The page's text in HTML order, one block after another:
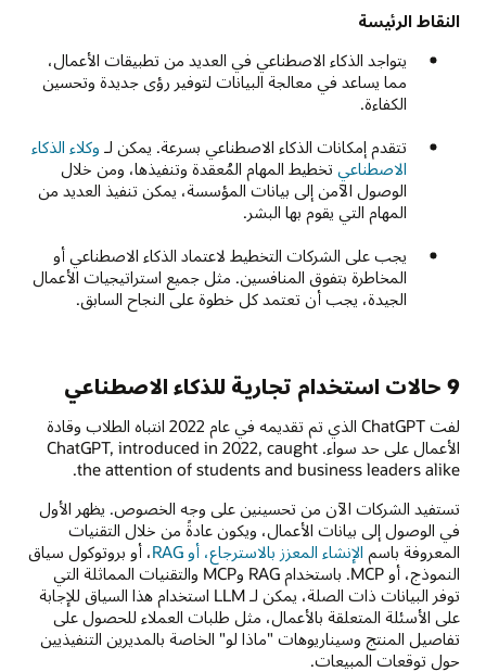
النقاط الرئيسة
يتواجد الذكاء الاصطناعي في العديد من تطبيقات الأعمال،
مما يساعد في معالجة البيانات لتوفير رؤى جديدة وتحسين
الكفاءة.
تتقدم إمكانات الذكاء الاصطناعي بسرعة. يمكن لـ وكلاء الذكاء
الاصطناعي تخطيط المهام المُعقدة وتنفيذها، ومن خلال
الوصول الآمن إلى بيانات المؤسسة، يمكن تنفيذ العديد من
المهام التي يقوم بها البشر.
يجب على الشركات التخطيط لاعتماد الذكاء الاصطناعي أو
المخاطرة بتفوق المنافسين. مثل جميع استراتيجيات الأعمال
الجيدة، يجب أن تعتمد كل خطوة على النجاح السابق.
9 حالات استخدام تجارية للذكاء الاصطناعي
لفت ChatGPT الذي تم تقديمه في عام 2022 انتباه الطلاب وقادة
الأعمال على حد سواء. ChatGPT, introduced in 2022, caught
the attention of students and business leaders alike.
تستفيد الشركات الآن من تحسينين على وجه الخصوص. يظهر الأول
في الوصول إلى بيانات الأعمال، ويكون عادةً من خلال التقنيات
المعروفة باسم الإنشاء المعزز بالاسترجاع، أو RAG
، أو بروتوكول سياق
النموذج، أو MCP. باستخدام RAG وMCP والتقنيات المماثلة التي
توفر البيانات ذات الصلة، يمكن لـ LLM استخدام هذا السياق للإجابة
على الأسئلة المتعلقة بالأعمال، مثل طلبات العملاء للحصول على
تفاصيل المنتج وسيناريوهات "ماذا لو" الخاصة بالمديرين التنفيذيين
حول توقعات المبيعات.